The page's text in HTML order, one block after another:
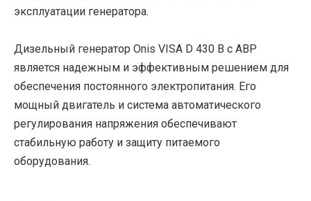
эксплуатации генератора.
Дизельный генератор Onis VISA D 430 B с АВР
является надежным и эффективным решением для
обеспечения постоянного электропитания. Его
мощный двигатель и система автоматического
регулирования напряжения обеспечивают
стабильную работу и защиту питаемого
оборудования.